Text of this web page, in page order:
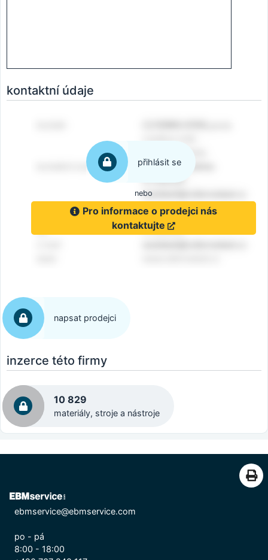
kontaktní údaje
přihlásit se
nebo
Pro informace o prodejci nás
kontaktujte
napsat prodejci
inzerce této firmy
10 829
materiály, stroje a nástroje
ebmservice@ebmservice.com
po - pá
8:00 - 18:00